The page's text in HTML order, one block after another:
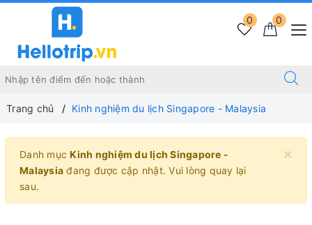
0
0
Trang chủ Kinh nghiệm du lịch Singapore - Malaysia
×
Danh mụcKinh nghiệm du lịch Singapore -
Malaysia đang được cập nhật. Vui lòng quay lại
sau.